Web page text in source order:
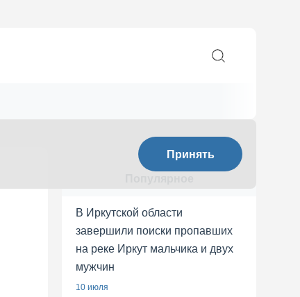
Принять
В Иркутской области
завершили поиски пропавших
на реке Иркут мальчика и двух
мужчин
10 июля